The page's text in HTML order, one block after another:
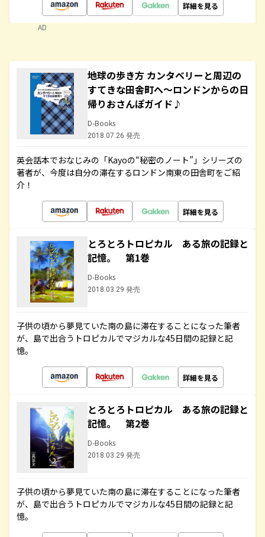
詳細を見る
AD
地球の歩き方 カンタベリーと周辺の
すてきな田舎町へ～ロンドンからの日
帰りおさんぽガイド♪
D-Books
2018.07.26 発売
英会話本でおなじみの「Kayoの“秘密のノート”」シリーズの
著者が、今度は自分の滞在するロンドン南東の田舎町をご紹
介！
詳細を見る
とろとろトロピカル ある旅の記録と
記憶。 第1巻
D-Books
2018.03.29 発売
子供の頃から夢見ていた南の島に滞在することになった筆者
が、島で出合うトロピカルでマジカルな45日間の記録と記
憶。
詳細を見る
とろとろトロピカル ある旅の記録と
記憶。 第2巻
D-Books
2018.03.29 発売
子供の頃から夢見ていた南の島に滞在することになった筆者
が、島で出合うトロピカルでマジカルな45日間の記録と記
憶。